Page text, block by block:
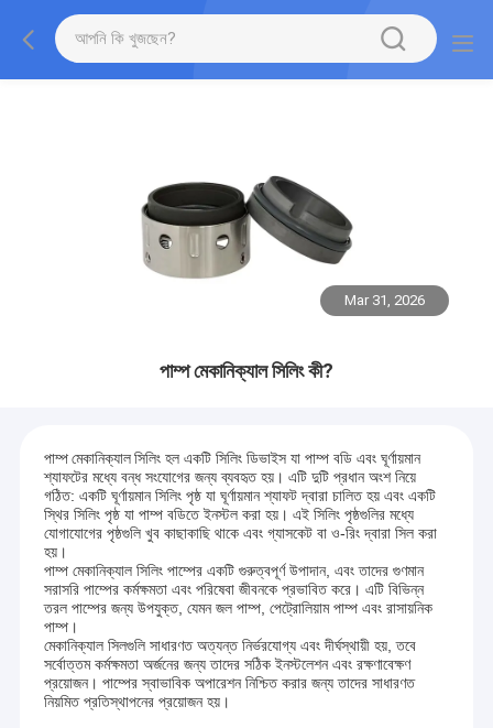
Mar 31, 2026
পাম্প মেকানিক্যাল সিলিং কী?
পাম্প মেকানিক্যাল সিলিংহল একটি সিলিং ডিভাইস যা পাম্প বডি এবং ঘূর্ণায়মান
শ্যাফটের মধ্যে বন্ধ সংযোগের জন্য ব্যবহৃত হয়। এটি দুটি প্রধান অংশ নিয়ে
গঠিত: একটি ঘূর্ণায়মান সিলিং পৃষ্ঠ যা ঘূর্ণায়মান শ্যাফট দ্বারা চালিত হয় এবং একটি
স্থির সিলিং পৃষ্ঠ যা পাম্প বডিতে ইনস্টল করা হয়। এই সিলিং পৃষ্ঠগুলির মধ্যে
যোগাযোগের পৃষ্ঠগুলি খুব কাছাকাছি থাকে এবং গ্যাসকেট বা ও-রিং দ্বারা সিল করা
হয়।
পাম্প মেকানিক্যাল সিলিং পাম্পের একটি গুরুত্বপূর্ণ উপাদান, এবং তাদের গুণমান
সরাসরি পাম্পের কর্মক্ষমতা এবং পরিষেবা জীবনকে প্রভাবিত করে। এটি বিভিন্ন
তরল পাম্পের জন্য উপযুক্ত, যেমন জল পাম্প, পেট্রোলিয়াম পাম্প এবং রাসায়নিক
পাম্প।
মেকানিক্যাল সিলগুলি সাধারণত অত্যন্ত নির্ভরযোগ্য এবং দীর্ঘস্থায়ী হয়, তবে
সর্বোত্তম কর্মক্ষমতা অর্জনের জন্য তাদের সঠিক ইনস্টলেশন এবং রক্ষণাবেক্ষণ
প্রয়োজন। পাম্পের স্বাভাবিক অপারেশন নিশ্চিত করার জন্য তাদের সাধারণত
নিয়মিত প্রতিস্থাপনের প্রয়োজন হয়।